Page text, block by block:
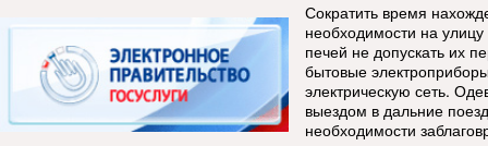
Сократить время
необходимости на
печей не допускать их
бытовые
электрическую сеть.
выездом в дальние
необходимости